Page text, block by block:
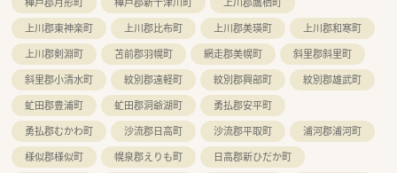
上川郡東神楽町
上川郡比布町 上川郡美瑛町
上川郡和寒町
上川郡剣淵町
苫前郡羽幌町 網走郡美幌町
斜里郡斜里町
斜里郡小清水町
紋別郡遠軽町 紋別郡興部町
紋別郡雄武町
虻田郡豊浦町
虻田郡洞爺湖町
勇払郡安平町
勇払郡むかわ町
沙流郡日高町 沙流郡平取町
浦河郡浦河町
様似郡様似町
幌泉郡えりも町
日高郡新ひだか町